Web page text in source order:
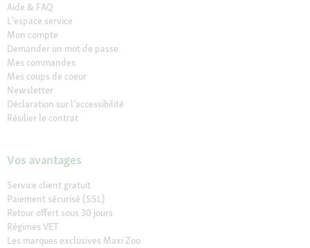
Aide & FAQ
L'espace service
Mon compte
Demander un mot de passe
Mes commandes
Mes coups de coeur
Newsletter
Déclaration sur l’accessibilité
Résilier le contrat
Vos avantages
Service client gratuit
Paiement sécurisé (SSL)
Retour offert sous 30 jours
Régimes VET
Les marques exclusives Maxi Zoo